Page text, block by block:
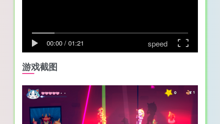
00:00 / 01:21 speed
游戏截图